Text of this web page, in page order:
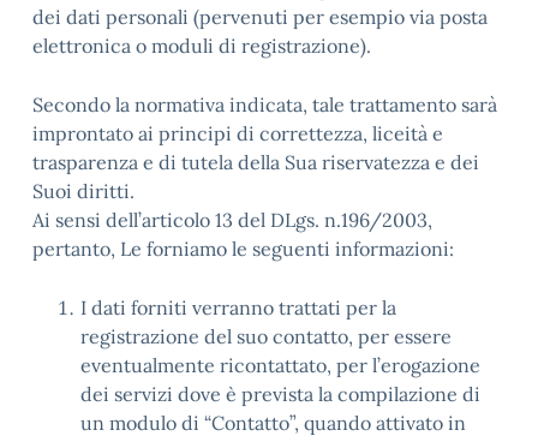
dei dati personali (pervenuti per esempio via posta
elettronica o moduli di registrazione).
Secondo la normativa indicata, tale trattamento sarà
improntato ai principi di correttezza, liceità e
trasparenza e di tutela della Sua riservatezza e dei
Suoi diritti.
Ai sensi dell’articolo 13 del DLgs. n.196/2003,
pertanto, Le forniamo le seguenti informazioni:
I dati forniti verranno trattati per la
registrazione del suo contatto, per essere
eventualmente ricontattato, per l’erogazione
dei servizi dove è prevista la compilazione di
un modulo di “Contatto”, quando attivato in